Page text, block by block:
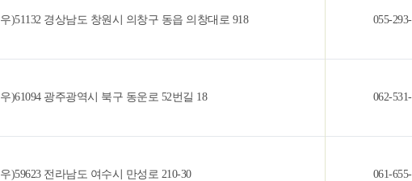
우)51132 경상남도 창원시 의창구 동읍 의창대로 918 055-
우)61094 광주광역시 북구 동운로 52번길 18 062-
우)59623 전라남도 여수시 만성로 210-30 061-